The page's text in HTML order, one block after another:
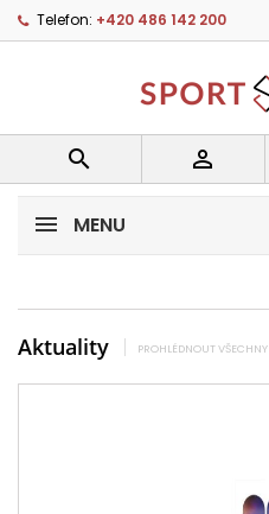
Telefon: +420 486 142 200
 
MENU
Aktuality PROHLÉDNOUT VŠECHNY